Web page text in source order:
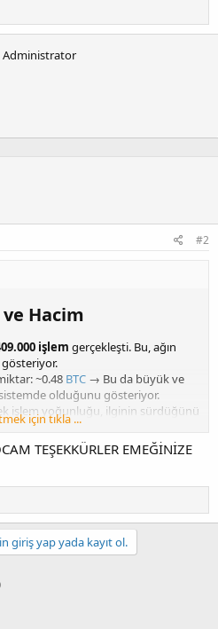
Administrator
#2
Hacim
işlem gerçekleşti. Bu, ağın
~0.48 BTC → Bu da büyük ve
olduğunu gösteriyor.
işlem yoğunluğu, ilginin sürdüğünü
güçlü olduğunu gösteriyor.
olarak işlem yaptı.
güne göre artmış durumda.
değil, yeni katılımcıların
kullanıcı tabanı, zincirin sağlıklı
için tıkla ...
TEŞEKKÜRLER EMEĞİNİZE
giriş yap yada kayıt ol.